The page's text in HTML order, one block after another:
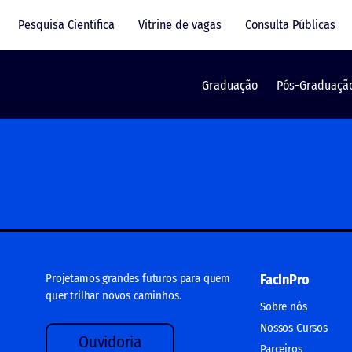
futuros para quem
Pesquisa Científica Vitrine de vagas Consulta Públicas
Graduação Pós-
Projetamos grandes futuros para quem
quer trilhar novos caminhos.
Ouvidoria
FacInPro
Sobre nós
Nossos Cursos
Parceiros